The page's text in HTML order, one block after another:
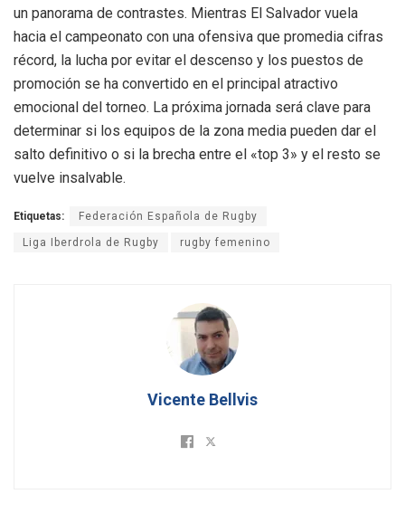
un panorama de contrastes. Mientras El Salvador vuela
hacia el campeonato con una ofensiva que promedia cifras
récord, la lucha por evitar el descenso y los puestos de
promoción se ha convertido en el principal atractivo
emocional del torneo. La próxima jornada será clave para
determinar si los equipos de la zona media pueden dar el
salto definitivo o si la brecha entre el «top 3» y el resto se
vuelve insalvable.
Etiquetas: Federación Española de Rugby
Liga Iberdrola de Rugby rugby femenino
Vicente Bellvis